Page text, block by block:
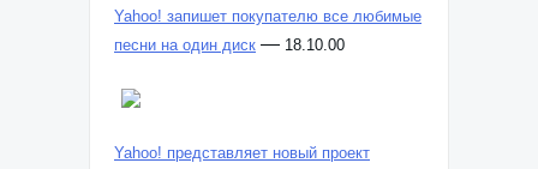
Yahoo! запишет покупателю все любимые
песни на один диск — 18.10.00
Yahoo! представляет новый проект